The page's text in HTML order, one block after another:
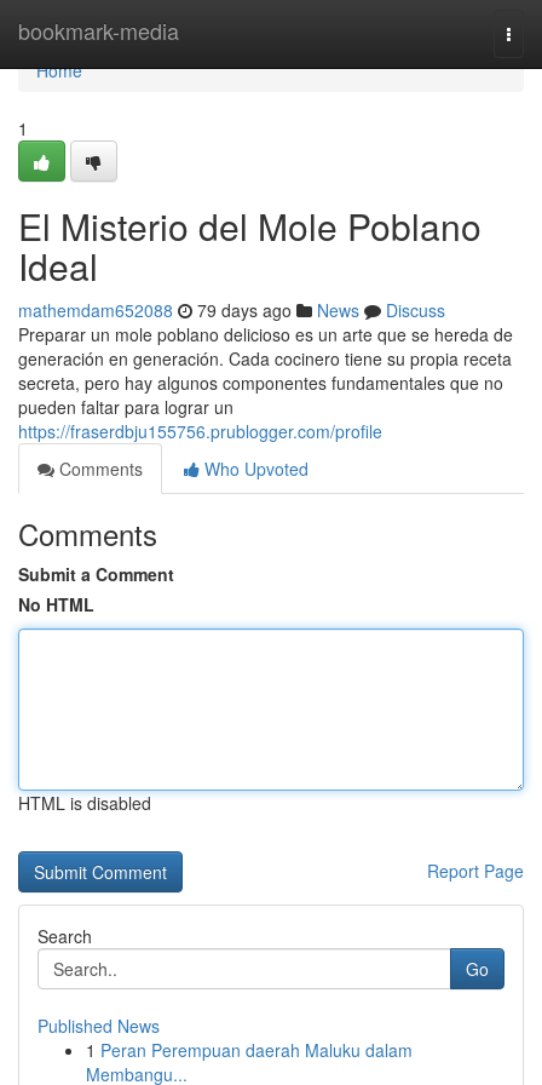
bookmark-media
Home
Home
1
El Misterio del Mole Poblano
Ideal
mathemdam652088 79 days ago News
Discuss
Preparar un mole poblano delicioso es un arte que se hereda de
generación en generación. Cada cocinero tiene su propia receta
secreta, pero hay algunos componentes fundamentales que no
pueden faltar para lograr un
https://fraserdbju155756.prublogger.com/profile
Comments
Who Upvoted
Comments
Submit a Comment
No HTML
HTML is disabled
Report Page
Search
Go
Published News
1 Peran Perempuan daerah Maluku dalam
Membangu...